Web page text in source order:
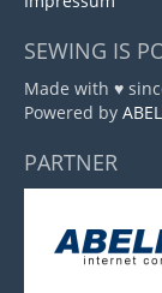
SEWING IS
Made with ♥
Powered by
PARTNER